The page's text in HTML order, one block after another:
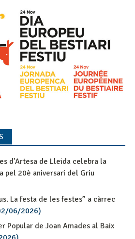
d'Artesa de Lleida celebra la
pel 20è aniversari del Griu
La festa de les festes” a càrrec
06/2026)
Popular de Joan Amades al Baix